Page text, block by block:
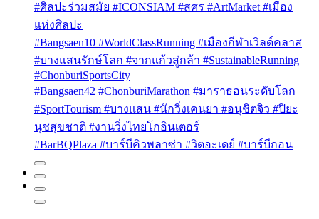
#ศิลปะร่วมสมัย #ICONSIAM #สศร #ArtMarket #เมือง
แห่งศิลปะ
#Bangsaen10 #WorldClassRunning #เมืองกีฬาเวิลด์คลาส
#บางแสนรักษ์โลก #จากแก้วสู่กล้า #SustainableRunning
#ChonburiSportsCity
#Bangsaen42 #ChonburiMarathon #มาราธอนระดับโลก
#SportTourism #บางแสน #นักวิ่งเคนยา #อนุชิตจิว #ปิยะ
นุชสุขชาติ #งานวิ่งไทยโกอินเตอร์
#BarBQPlaza #บาร์บีคิวพลาซ่า #วิตอะเดย์ #บาร์บีกอน